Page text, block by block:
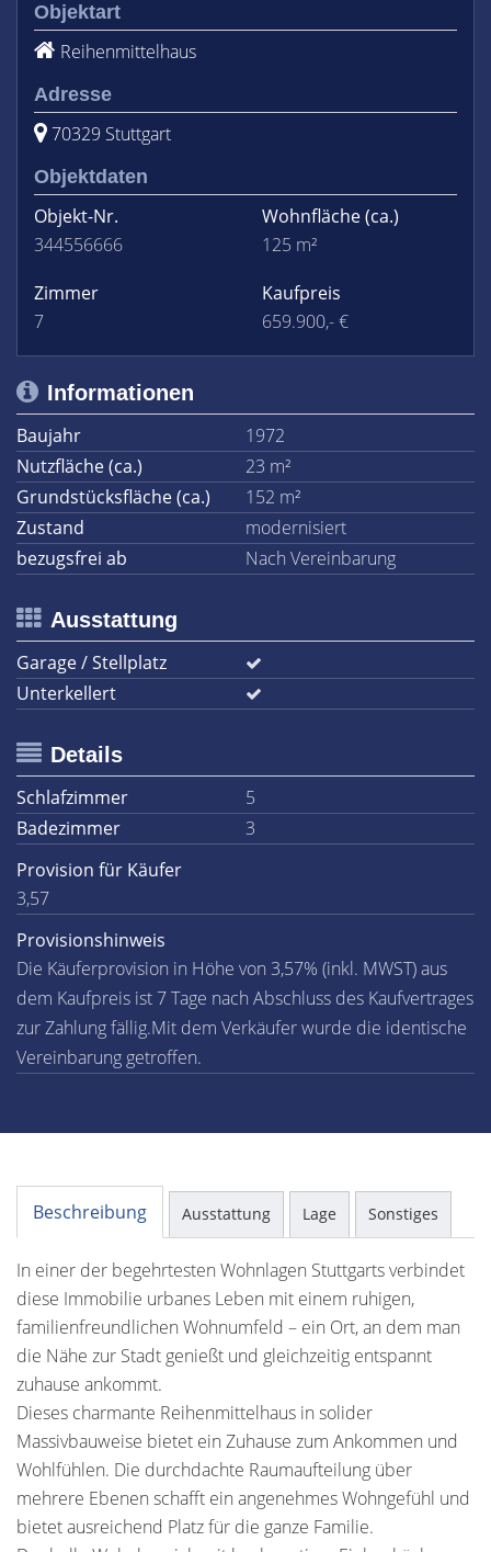
Objektart
Reihenmittelhaus
Adresse
70329 Stuttgart
Objektdaten
Objekt-Nr.
344556666
Wohnfläche(ca.)
125 m²
Zimmer
7
Kaufpreis
659.900,- €
Informationen
Baujahr
1972
Nutzfläche (ca.)
23 m²
Grundstücksfläche (ca.)
152 m²
Zustand
modernisiert
bezugsfrei ab
Nach Vereinbarung
Ausstattung
Garage / Stellplatz
Unterkellert
Details
Schlafzimmer
5
Badezimmer
3
Provision für Käufer
3,57
Provisionshinweis
Die Käuferprovision in Höhe von 3,57% (inkl. MWST) aus
dem Kaufpreis ist 7 Tage nach Abschluss des Kaufvertrages
zur Zahlung fällig.Mit dem Verkäufer wurde die identische
Vereinbarung getroffen.
Beschreibung Ausstattung Lage Sonstiges
In einer der begehrtesten Wohnlagen Stuttgarts verbindet
diese Immobilie urbanes Leben mit einem ruhigen,
familienfreundlichen Wohnumfeld – ein Ort, an dem man
die Nähe zur Stadt genießt und gleichzeitig entspannt
zuhause ankommt.
Dieses charmante Reihenmittelhaus in solider
Massivbauweise bietet ein Zuhause zum Ankommen und
Wohlfühlen. Die durchdachte Raumaufteilung über
mehrere Ebenen schafft ein angenehmes Wohngefühl und
bietet ausreichend Platz für die ganze Familie.